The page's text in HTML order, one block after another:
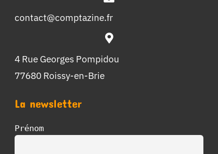
contact@comptazine.fr
4 Rue Georges Pompidou
77680 Roissy-en-Brie
La newsletter
Prénom